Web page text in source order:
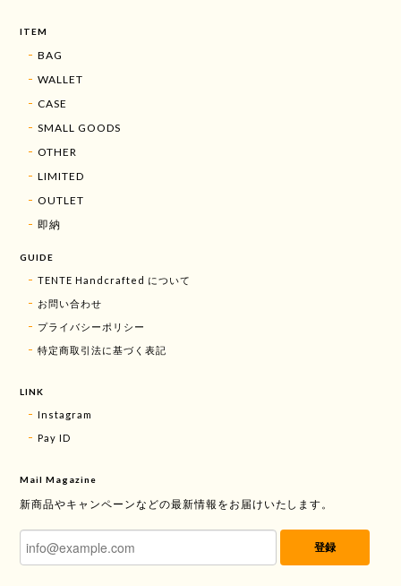
ITEM
BAG
WALLET
CASE
SMALL GOODS
OTHER
LIMITED
OUTLET
即納
GUIDE
TENTE Handcrafted について
お問い合わせ
プライバシーポリシー
特定商取引法に基づく表記
LINK
Instagram
Pay ID
Mail Magazine
新商品やキャンペーンなどの最新情報をお届けいたします。
登録